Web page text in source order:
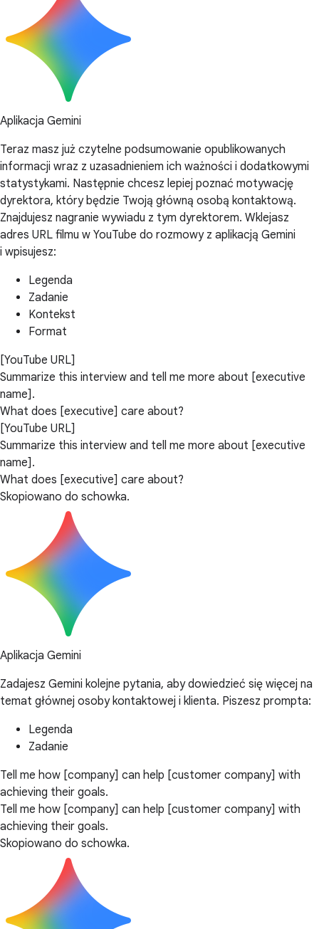
Aplikacja Gemini
Teraz masz już czytelne podsumowanie opublikowanych
informacji wraz z uzasadnieniem ich ważności i dodatkowymi
statystykami. Następnie chcesz lepiej poznać motywację
dyrektora, który będzie Twoją główną osobą kontaktową.
Znajdujesz nagranie wywiadu z tym dyrektorem. Wklejasz
adres URL filmu w YouTube do rozmowy z aplikacją Gemini
i wpisujesz:
Legenda
Zadanie
Kontekst
Format
[YouTube URL]
Summarize this interview and tell me more about [executive
name].
What does [executive] care about?
[YouTube URL]
Summarize this interview and tell me more about [executive
name].
What does [executive] care about?
Skopiowano do schowka.
Aplikacja Gemini
Zadajesz Gemini kolejne pytania, aby dowiedzieć się więcej na
temat głównej osoby kontaktowej i klienta. Piszesz prompta:
Legenda
Zadanie
Tell me how [company] can help [customer company] with
achieving their goals.
Tell me how [company] can help [customer company] with
achieving their goals.
Skopiowano do schowka.